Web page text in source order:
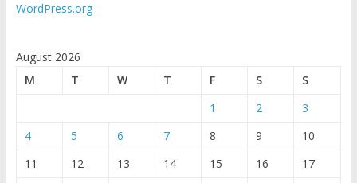
WordPress.org
August 2026
M
T W T F S
S
1
2
3
4
5 6 7 8 9
10
11
12 13 14 15 16 17